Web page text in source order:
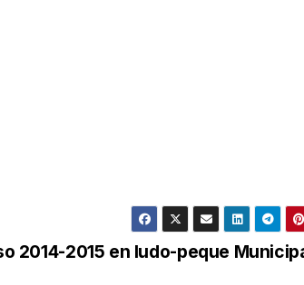
2014-2015 en ludo-peque